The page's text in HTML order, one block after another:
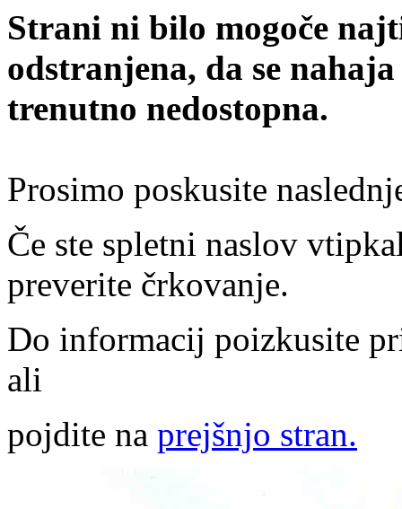
Strani ni bilo mogoče
odstranjena, da se
trenutno nedostopna.
Prosimo poskusite
Če ste spletni naslov
preverite črkovanje.
Do informacij poizkusite
ali
pojdite na prejšnjo stran.